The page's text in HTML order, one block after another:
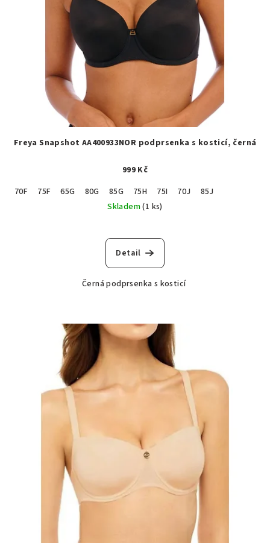
Freya Snapshot AA400933NOR podprsenka s kosticí, černá
999 Kč
70F
75F 65G 80G 85G 75H 75I 70J
85J
Skladem(1 ks)
Detail
Černá podprsenka s kosticí